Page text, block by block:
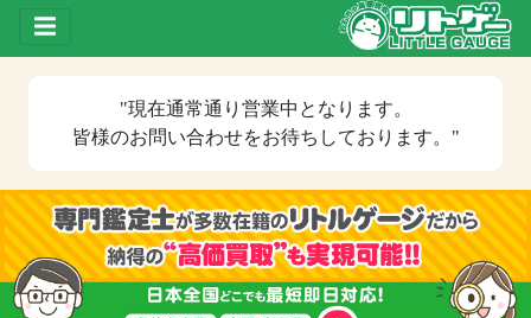
Toggle drawer
"現在通常通り営業中 となります。
皆様のお問い合わせをお待ちしております。"